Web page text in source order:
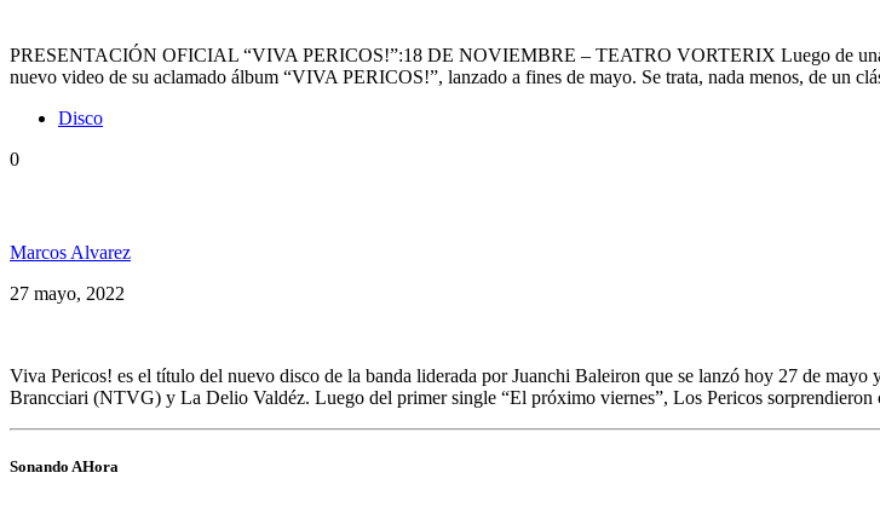
PRESENTACIÓN OFICIAL “VIVA PERICOS!”:18 DE NOVIEMBRE – TEATRO VORTERIX Luego de una
nuevo video de su aclamado álbum “VIVA PERICOS!”, lanzado a fines de mayo. Se trata, nada menos, de
Disco
0
Marcos Alvarez
27 mayo, 2022
Viva Pericos! es el título del nuevo disco de la banda liderada por Juanchi Baleiron que se lanzó hoy 27 de
Brancciari (NTVG) y La Delio Valdéz. Luego del primer single “El próximo viernes”, Los Pericos
Sonando AHora